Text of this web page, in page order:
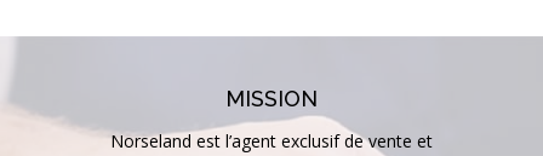
MISSION
Norseland est l’agent exclusif de vente et